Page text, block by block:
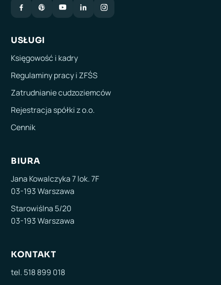
USŁUGI
Księgowość i kadry
Regulaminy pracy i ZFŚS
Zatrudnianie cudzoziemców
Rejestracja spółki z o.o.
Cennik
BIURA
Jana Kowalczyka 7 lok. 7F
03-193 Warszawa
Starowiślna 5/20
03-193 Warszawa
KONTAKT
tel. 518 899 018